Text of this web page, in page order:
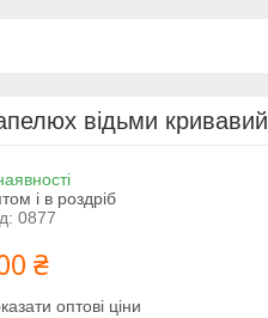
відьми кривавий
і в роздріб
0877
₴
оптові ціни